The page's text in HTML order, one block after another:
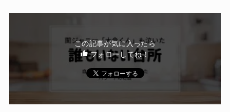
この記事が気に入ったら
フォローしてね！